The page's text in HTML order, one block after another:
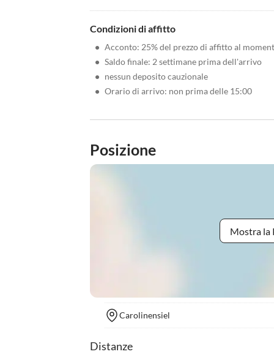
Condizioni di affitto
• Acconto: 25% del prezzo di affitto al
• Saldo finale: 2 settimane prima dell'arrivo
• nessun deposito cauzionale
• Orario di arrivo: non prima delle 15:00
Posizione
Mostra la
Carolinensiel
Distanze